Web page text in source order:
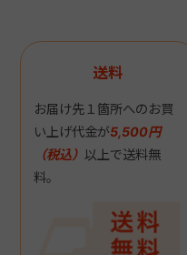
送料
お届け先１箇所へのお買
い上げ代金が5,500円
（税込） 以上で送料無
料。